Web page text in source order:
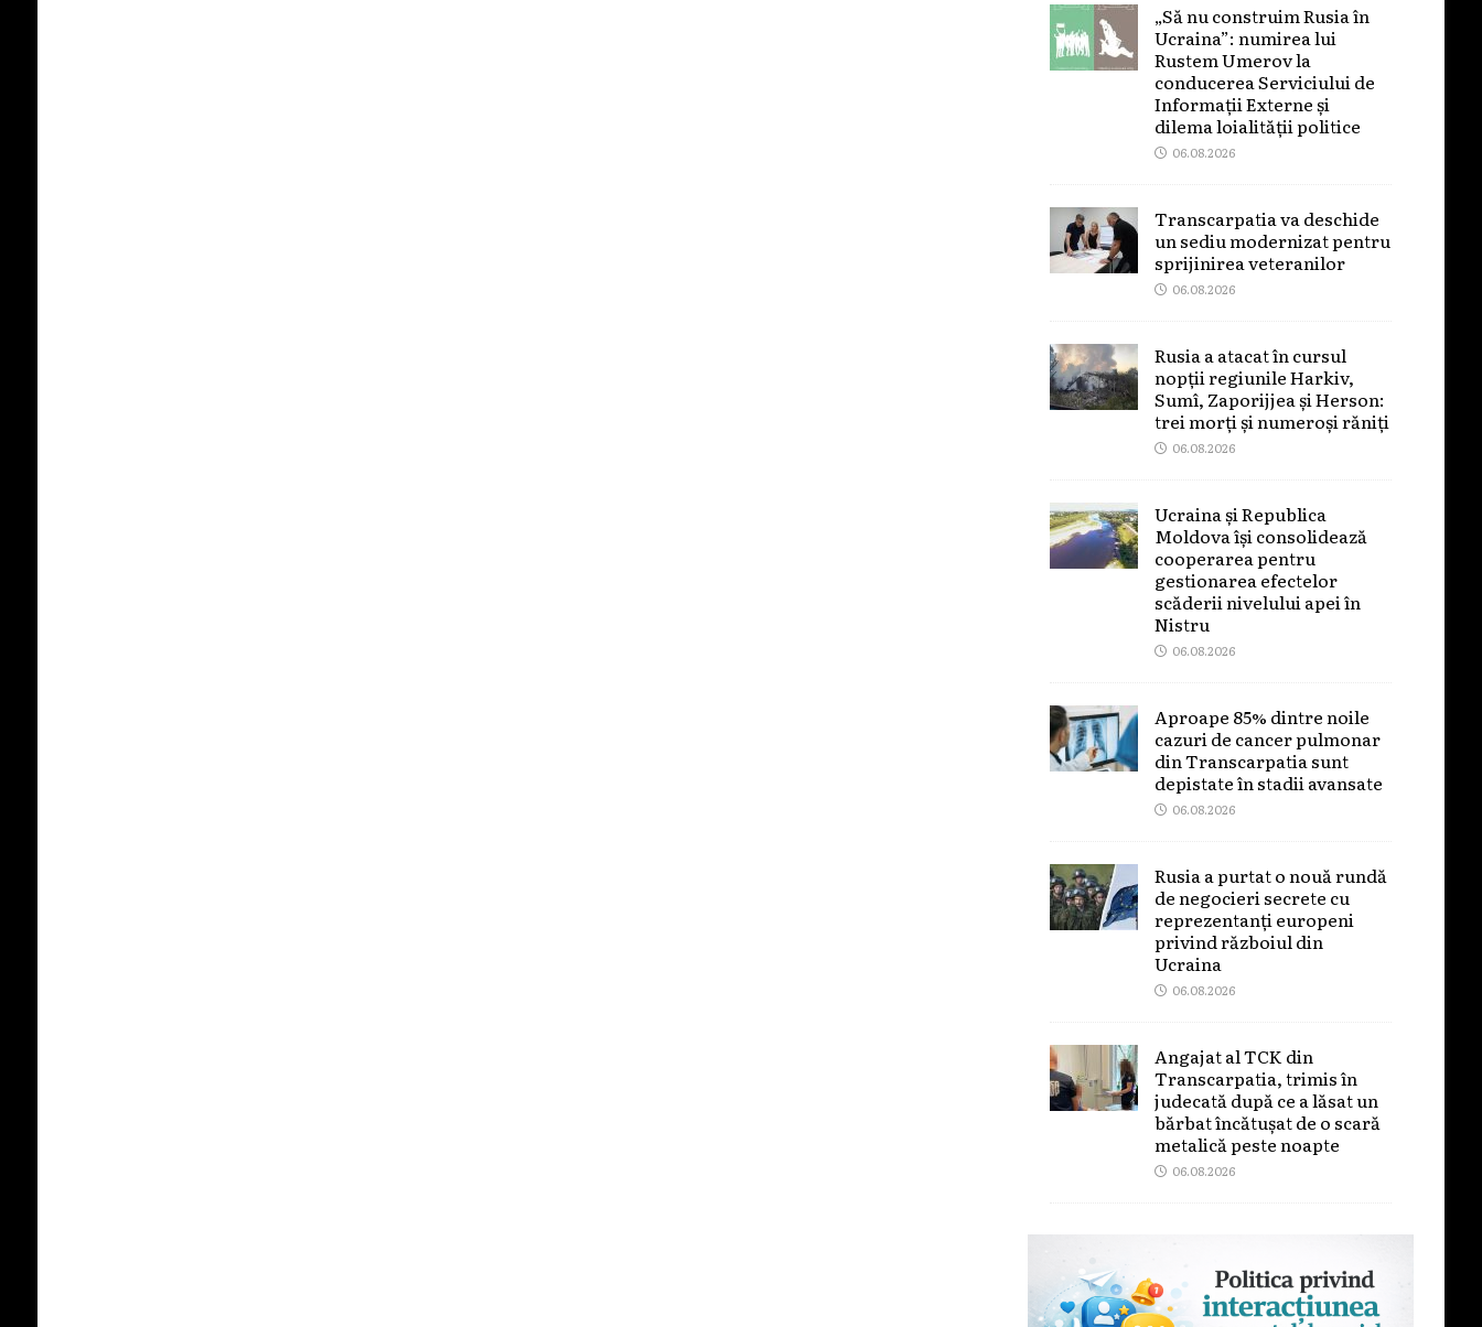
„Să nu construim Rusia în
Ucraina”: numirea lui
Rustem Umerov la
conducerea Serviciului de
Informații Externe și
dilema loialității politice
06.08.2026
Transcarpatia va deschide
un sediu modernizat pentru
sprijinirea veteranilor
06.08.2026
Rusia a atacat în cursul
nopții regiunile Harkiv,
Sumî, Zaporijjea și Herson:
trei morți și numeroși răniți
06.08.2026
Ucraina și Republica
Moldova își consolidează
cooperarea pentru
gestionarea efectelor
scăderii nivelului apei în
Nistru
06.08.2026
Aproape 85% dintre noile
cazuri de cancer pulmonar
din Transcarpatia sunt
depistate în stadii avansate
06.08.2026
Rusia a purtat o nouă rundă
de negocieri secrete cu
reprezentanți europeni
privind războiul din
Ucraina
06.08.2026
Angajat al TCK din
Transcarpatia, trimis în
judecată după ce a lăsat un
bărbat încătușat de o scară
metalică peste noapte
06.08.2026